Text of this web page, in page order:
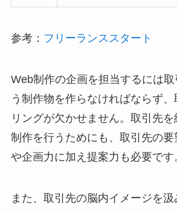
参考： フリーランススタート
Web制作の企画を担当するには
う制作物を作らなければならず
リングが欠かせません。取引先
制作を行うためにも、取引先の要
や企画力に加え提案力も必要です
また、取引先の脳内イメージを